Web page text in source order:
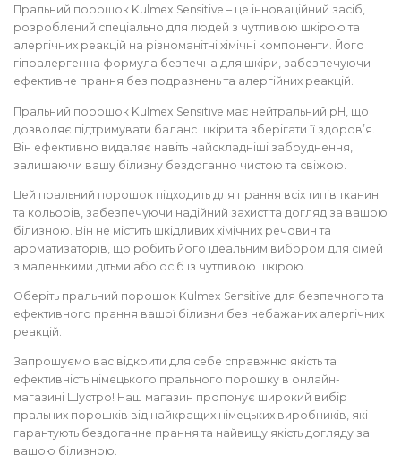
Пральний порошок Kulmex Sensitive – це інноваційний засіб,
розроблений спеціально для людей з чутливою шкірою та
алергічних реакцій на різноманітні хімічні компоненти. Його
гіпоалергенна формула безпечна для шкіри, забезпечуючи
ефективне прання без подразнень та алергійних реакцій.
Пральний порошок Kulmex Sensitive має нейтральний pH, що
дозволяє підтримувати баланс шкіри та зберігати її здоров’я.
Він ефективно видаляє навіть найскладніші забруднення,
залишаючи вашу білизну бездоганно чистою та свіжою.
Цей пральний порошок підходить для прання всіх типів тканин
та кольорів, забезпечуючи надійний захист та догляд за вашою
білизною. Він не містить шкідливих хімічних речовин та
ароматизаторів, що робить його ідеальним вибором для сімей
з маленькими дітьми або осіб із чутливою шкірою.
Оберіть пральний порошок Kulmex Sensitive для безпечного та
ефективного прання вашої білизни без небажаних алергічних
реакцій.
Запрошуємо вас відкрити для себе справжню якість та
ефективність німецького прального порошку в онлайн-
магазині Шустро! Наш магазин пропонує широкий вибір
пральних порошків від найкращих німецьких виробників, які
гарантують бездоганне прання та найвищу якість догляду за
вашою білизною.